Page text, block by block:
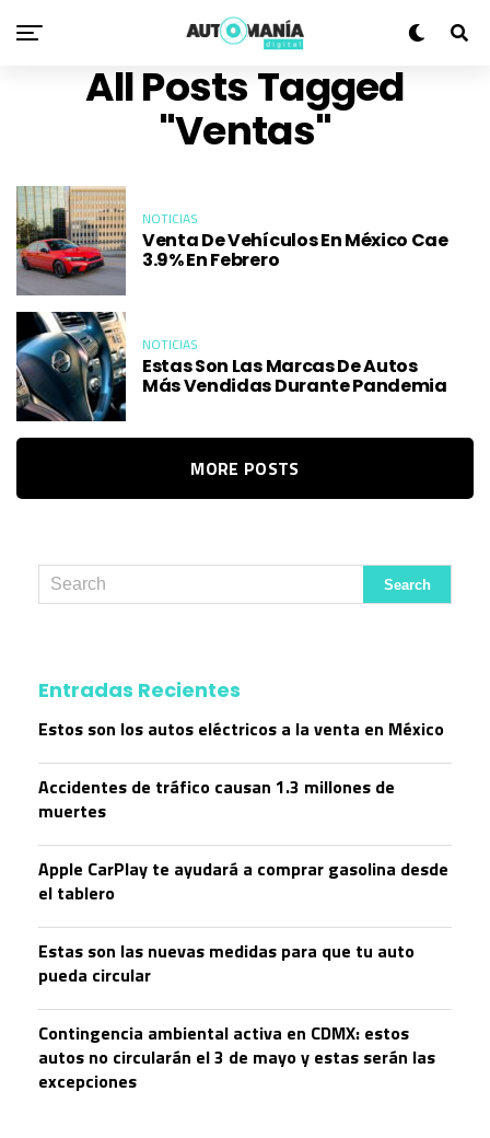
All Posts Tagged
"ventas"
NOTICIAS
Venta De Vehículos En México Cae
3.9% En Febrero
NOTICIAS
Estas Son Las Marcas De Autos
Más Vendidas Durante Pandemia
MORE POSTS
Entradas Recientes
Estos son los autos eléctricos a la venta en México
Accidentes de tráfico causan 1.3 millones de
muertes
Apple CarPlay te ayudará a comprar gasolina desde
el tablero
Estas son las nuevas medidas para que tu auto
pueda circular
Contingencia ambiental activa en CDMX: estos
autos no circularán el 3 de mayo y estas serán las
excepciones